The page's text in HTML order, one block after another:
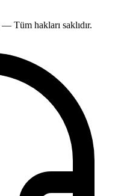
— Tüm hakları saklıdır.